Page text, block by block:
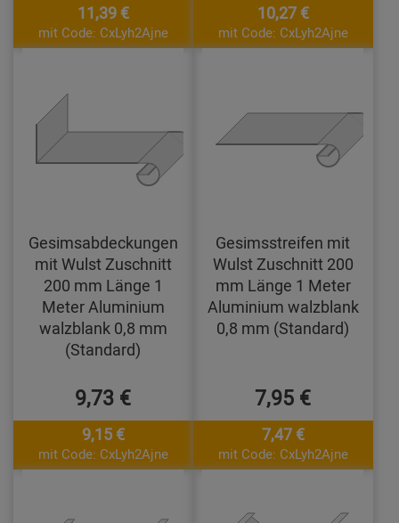
11,39 €
mit Code: CxLyh2Ajne
10,27 €
mit Code: CxLyh2Ajne
Gesimsabdeckungen
mit Wulst Zuschnitt
200 mm Länge 1
Meter Aluminium
walzblank 0,8 mm
(Standard)
9,73 €
9,15 €
mit Code: CxLyh2Ajne
Gesimsstreifen mit
Wulst Zuschnitt 200
mm Länge 1 Meter
Aluminium walzblank
0,8 mm (Standard)
7,95 €
7,47 €
mit Code: CxLyh2Ajne